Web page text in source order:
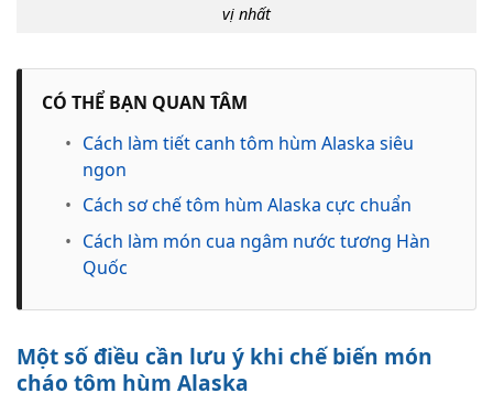
vị nhất
CÓ THỂ BẠN QUAN TÂM
• Cách làm tiết canh tôm hùm Alaska siêu
ngon
• Cách sơ chế tôm hùm Alaska cực chuẩn
• Cách làm món cua ngâm nước tương Hàn
Quốc
Một số điều cần lưu ý khi chế biến món
cháo tôm hùm Alaska